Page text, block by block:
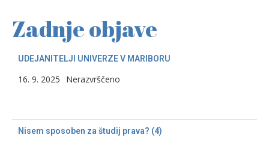
Zadnje objave
UDEJANITELJI UNIVERZE V MARIBORU
16. 9. 2025 Nerazvrščeno
Nisem sposoben za študij prava? (4)